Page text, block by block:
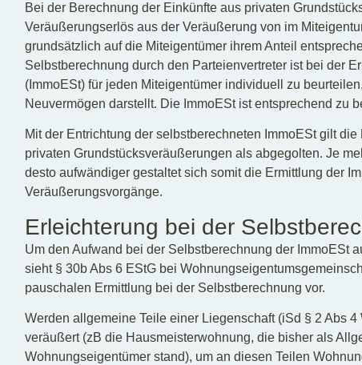
Bei der Berechnung der Einkünfte aus privaten
Veräußerungserlös aus der Veräußerung von im
grundsätzlich auf die Miteigentümer ihrem Anteil
Selbstberechnung durch den Parteienvertreter ist bei der
(ImmoESt) für jeden Miteigentümer individuell zu
Neuvermögen darstellt. Die ImmoESt ist entsprechend zu
Mit der Entrichtung der selbstberechneten ImmoESt gilt
privaten Grundstücksveräußerungen als abgegolten. Je
desto aufwändiger gestaltet sich somit die Ermittlung der
Veräußerungsvorgänge.
Erleichterung bei der
Um den Aufwand bei der Selbstberechnung der ImmoESt
sieht § 30b Abs 6 EStG bei
pauschalen Ermittlung bei der Selbstberechnung vor.
Werden allgemeine Teile einer Liegenschaft (iSd § 2 Abs
veräußert (zB die Hausmeisterwohnung, die bisher als
Wohnungseigentümer stand), um an diesen Teilen